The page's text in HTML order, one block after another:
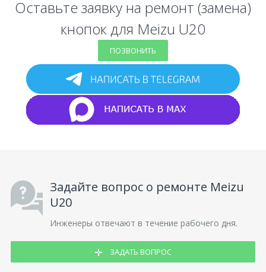
Оставьте заявку на ремонт (замена)
кнопок для Meizu U20
ПОЗВОНИТЬ
Задайте вопрос о ремонте Meizu
U20
Инженеры отвечают в течение рабочего дня.
ЗАДАТЬ ВОПРОС